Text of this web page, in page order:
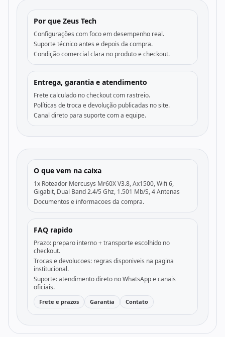
Por que Zeus Tech
Configurações com foco em desempenho real.
Suporte técnico antes e depois da compra.
Condição comercial clara no produto e checkout.
Entrega, garantia e atendimento
Frete calculado no checkout com rastreio.
Políticas de troca e devolução publicadas no site.
Canal direto para suporte com a equipe.
O que vem na caixa
1x Roteador Mercusys Mr60X V3.8, Ax1500, Wifi 6,
Gigabit, Dual Band 2.4/5 Ghz, 1.501 Mb/S, 4 Antenas
Documentos e informacoes da compra.
FAQ rapido
Prazo: preparo interno + transporte escolhido no
checkout.
Trocas e devolucoes: regras disponiveis na pagina
institucional.
Suporte: atendimento direto no WhatsApp e canais
oficiais.
Frete e prazos Garantia Contato